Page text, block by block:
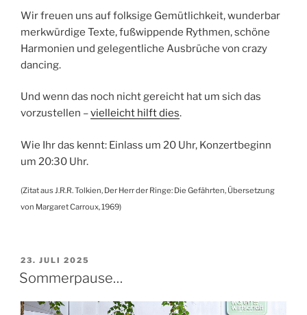
Wir freuen uns auf folksige Gemütlichkeit, wunderbar
merkwürdige Texte, fußwippende Rythmen, schöne
Harmonien und gelegentliche Ausbrüche von crazy
dancing.
Und wenn das noch nicht gereicht hat um sich das
vorzustellen –vielleicht hilft dies.
Wie Ihr das kennt: Einlass um 20 Uhr, Konzertbeginn
um 20:30 Uhr.
(Zitat aus J.R.R. Tolkien, Der Herr der Ringe: Die Gefährten, Übersetzung
von Margaret Carroux, 1969)
VERÖFFENTLICHT
AM
23. JULI 2025
Sommerpause…